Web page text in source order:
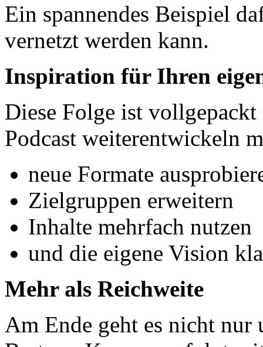
Ein spannendes Beispiel
vernetzt werden kann.
Inspiration für Ihren
Diese Folge ist
Podcast weiterentwickeln
neue Formate
Zielgruppen erweitern
Inhalte mehrfach nutzen
und die eigene Vision
Mehr als Reichweite
Am Ende geht es nicht nur